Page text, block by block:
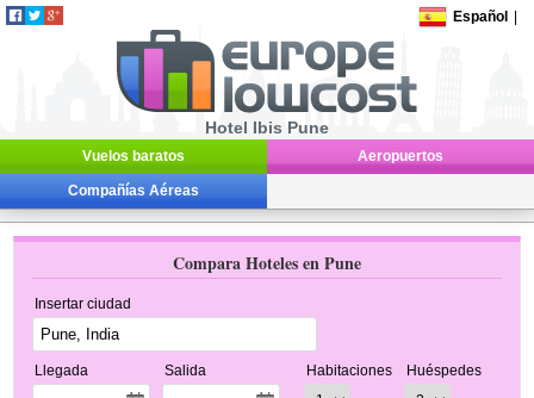
Español
Hotel Ibis Pune
Vuelos baratos Aeropuertos
Compañías Aéreas
Compara Hoteles en Pune
Insertar ciudad
Llegada Salida Habitaciones Huéspedes